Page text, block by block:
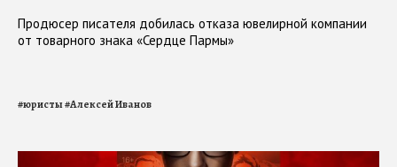
Продюсер писателя добилась отказа ювелирной компании
от товарного знака «Сердце Пармы»
#юристы#Алексей Иванов